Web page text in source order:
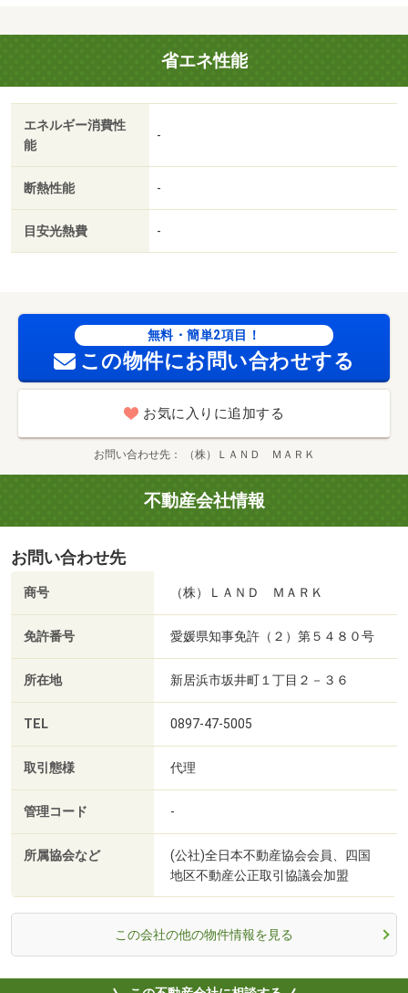
省エネ性能
エネルギー消費性
能
-
断熱性能 -
目安光熱費 -
無料・簡単2項目！
この物件にお問い合わせする
お気に入りに追加する
お問い合わせ先 （株）ＬＡＮＤ ＭＡＲＫ
不動産会社情報
お問い合わせ先
商号 （株）ＬＡＮＤ ＭＡＲＫ
免許番号 愛媛県知事免許（２）第５４８０号
所在地 新居浜市坂井町１丁目２－３６
TEL 0897-47-5005
取引態様 代理
管理コード -
所属協会など
(公社)全日本不動産協会会員、四国
地区不動産公正取引協議会加盟
この会社の他の物件情報を見る